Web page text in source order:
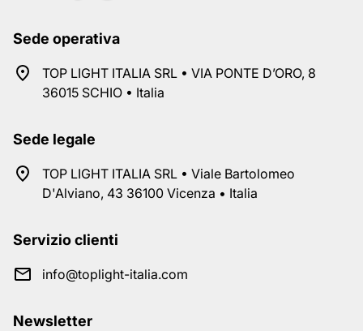
Sede operativa
TOP LIGHT ITALIA SRL • VIA PONTE D’ORO, 8
36015 SCHIO • Italia
Sede legale
TOP LIGHT ITALIA SRL • Viale Bartolomeo
D'Alviano, 43 36100 Vicenza • Italia
Servizio clienti
info@toplight-italia.com
Newsletter